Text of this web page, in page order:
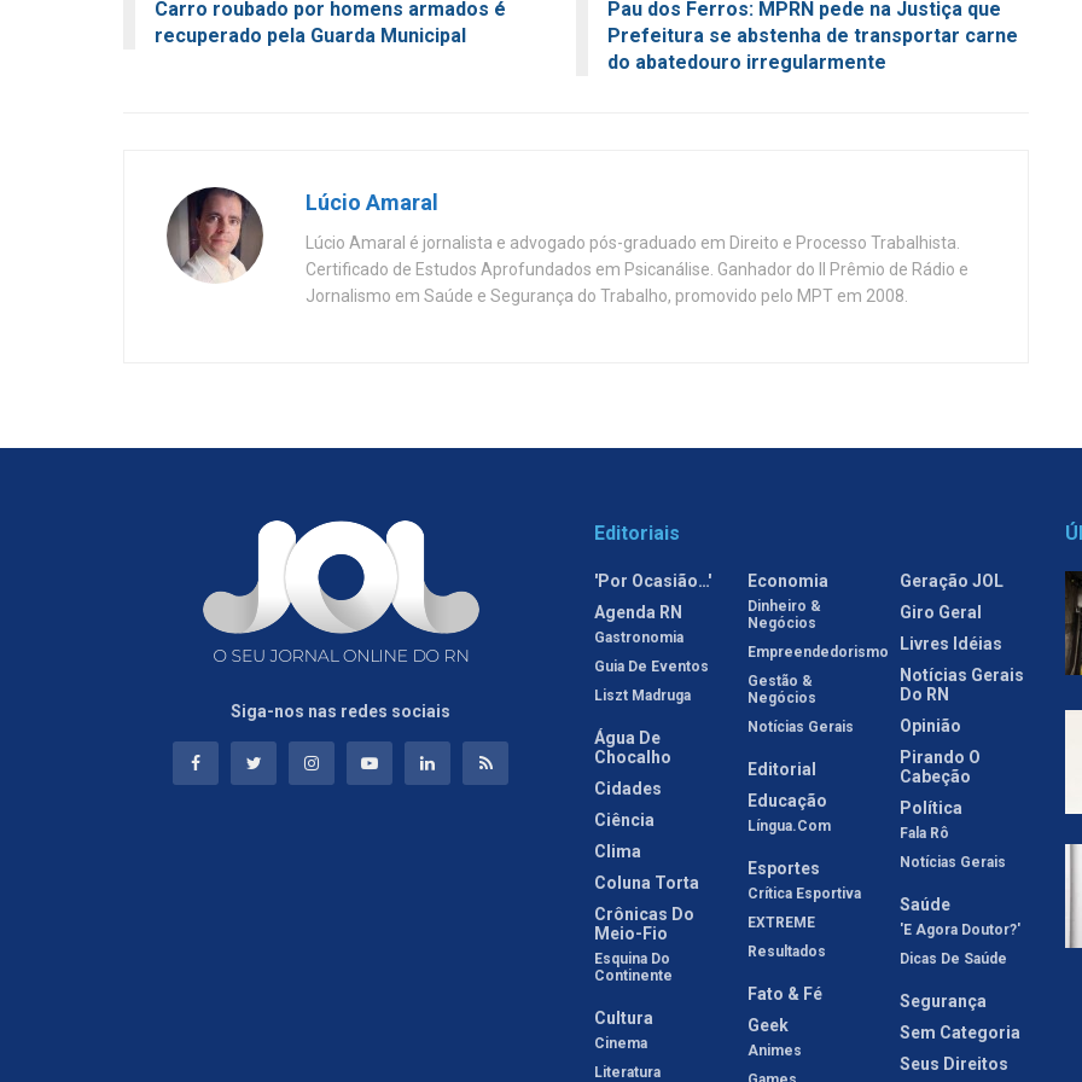
Carro roubado por homens armados é
recuperado pela Guarda Municipal
Pau dos Ferros: MPRN pede na Justiça que
Prefeitura se abstenha de transportar carne
do abatedouro irregularmente
Lúcio Amaral
Lúcio Amaral é jornalista e advogado pós-graduado em Direito e Processo Trabalhista.
Certificado de Estudos Aprofundados em Psicanálise. Ganhador do II Prêmio de Rádio e
Jornalismo em Saúde e Segurança do Trabalho, promovido pelo MPT em 2008.
Siga-nos nas redes sociais
Editoriais
'Por Ocasião…'
Agenda RN
Gastronomia
Guia De Eventos
Liszt Madruga
Água De
Chocalho
Cidades
Ciência
Clima
Coluna Torta
Crônicas Do
Meio-Fio
Esquina Do
Continente
Cultura
Cinema
Literatura
Economia
Dinheiro &
Negócios
Empreendedorismo
Gestão &
Negócios
Notícias Gerais
Editorial
Educação
Língua.com
Esportes
Crítica Esportiva
EXTREME
Resultados
Fato & Fé
Geek
Animes
Geração JOL
Giro Geral
Livres Idéias
Notícias Gerais
Do RN
Opinião
Pirando O
Cabeção
Política
Fala Rô
Notícias Gerais
Saúde
'E Agora Doutor?'
Dicas De Saúde
Segurança
Sem Categoria
Seus Direitos